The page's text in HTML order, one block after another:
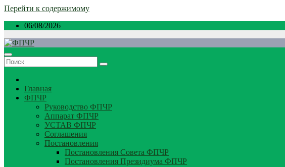
Перейти к содержимому
06/08/2026
Главная
ФПЧР
Руководство ФПЧР
Аппарат ФПЧР
УСТАВ ФПЧР
Соглашения
Постановления
Постановления Совета ФПЧР
Постановления Президиума ФПЧР